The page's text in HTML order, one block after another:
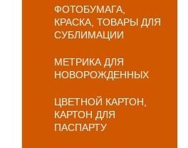
ФОТОБУМАГА,
КРАСКА, ТОВАРЫ ДЛЯ
СУБЛИМАЦИИ
МЕТРИКА ДЛЯ
НОВОРОЖДЕННЫХ
ЦВЕТНОЙ КАРТОН,
КАРТОН ДЛЯ
ПАСПАРТУ